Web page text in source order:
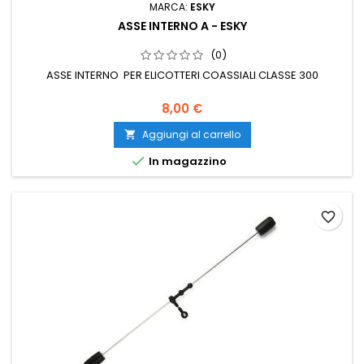
MARCA: ESKY
ASSE INTERNO A - ESKY
(0)
ASSE INTERNO PER ELICOTTERI COASSIALI CLASSE 300
8,00 €
 Aggiungi al carrello
 In magazzino
favorite_border